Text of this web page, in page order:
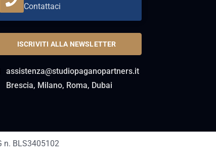
Contattaci
ISCRIVITI ALLA NEWSLETTER
assistenza@studiopaganopartners.it
Brescia, Milano, Roma, Dubai
BLS3405102